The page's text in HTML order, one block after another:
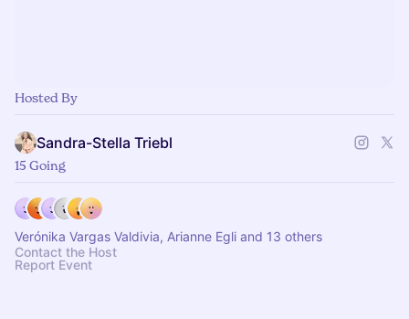
Hosted By
Sandra-Stella Triebl
15 Going
Verónika Vargas Valdivia, Arianne Egli and 13 others
Contact the Host
Report Event